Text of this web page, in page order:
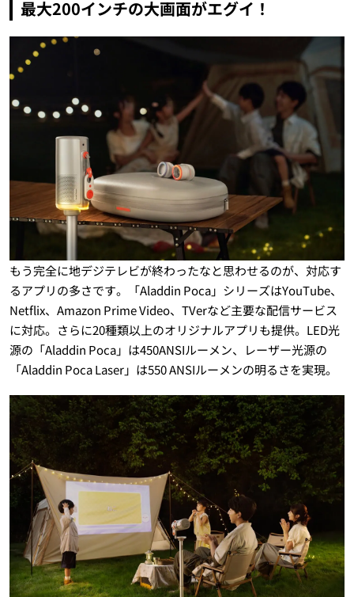
最大200インチの大画面がエグイ！
もう完全に地デジテレビが終わったなと思わせるのが、対応す
るアプリの多さです。「Aladdin Poca」シリーズはYouTube、
Netflix、Amazon Prime Video、TVerなど主要な配信サービス
に対応。さらに20種類以上のオリジナルアプリも提供。LED光
源の「Aladdin Poca」は450ANSIルーメン、レーザー光源の
「Aladdin Poca Laser」は550 ANSIルーメンの明るさを実現。